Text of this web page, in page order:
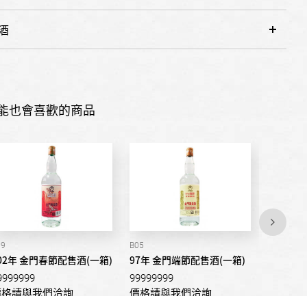
也會喜歡的商品
年 金門春節配售酒(一箱)
請與我們洽詢
B05
97年 金門端節配售酒(一箱)
99999999
價格請與我們洽詢